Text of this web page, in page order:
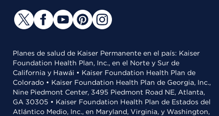
Planes de salud de Kaiser Permanente en el país: Kaiser
Foundation Health Plan, Inc., en el Norte y Sur de
California y Hawái • Kaiser Foundation Health Plan de
Colorado • Kaiser Foundation Health Plan de Georgia, Inc.,
Nine Piedmont Center, 3495 Piedmont Road NE, Atlanta,
GA 30305 • Kaiser Foundation Health Plan de Estados del
Atlántico Medio, Inc., en Maryland, Virginia, y Washington,